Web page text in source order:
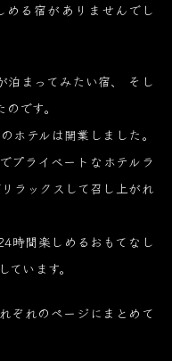
る宿がありませんでし
まってみたい宿、
そし
です。
ホテルは開業しました。
プライベートなホテルラ
ラックスして召し上がれ
時間楽しめるおもてなし
います。
ぞれのページにまとめて